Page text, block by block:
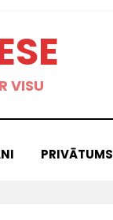
VISU
PRIVĀTUMS